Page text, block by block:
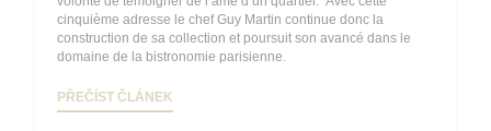
cinquième adresse le chef Guy Martin continue donc la
construction de sa collection et poursuit son avancé dans le
domaine de la bistronomie parisienne.
PŘEČÍST ČLÁNEK